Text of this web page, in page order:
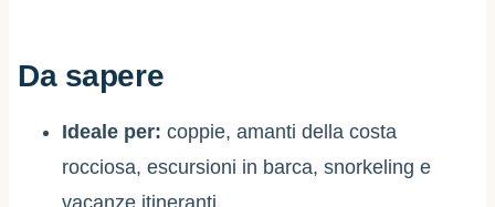
Da sapere
Ideale per: coppie, amanti della costa
rocciosa, escursioni in barca, snorkeling e
vacanze itineranti.